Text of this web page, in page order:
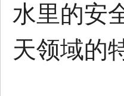
水里的安
天领域的